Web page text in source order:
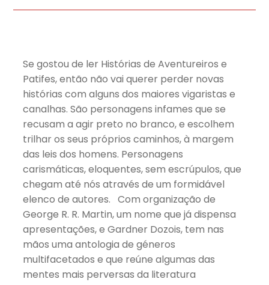
Se gostou de ler Histórias de Aventureiros e
Patifes, então não vai querer perder novas
histórias com alguns dos maiores vigaristas e
canalhas. São personagens infames que se
recusam a agir preto no branco, e escolhem
trilhar os seus próprios caminhos, à margem
das leis dos homens. Personagens
carismáticas, eloquentes, sem escrúpulos, que
chegam até nós através de um formidável
elenco de autores. Com organização de
George R. R. Martin, um nome que já dispensa
apresentações, e Gardner Dozois, tem nas
mãos uma antologia de géneros
multifacetados e que reúne algumas das
mentes mais perversas da literatura